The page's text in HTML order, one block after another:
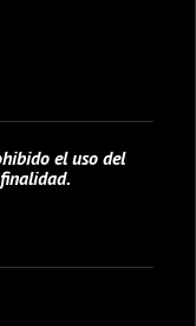
el uso del